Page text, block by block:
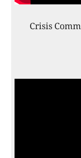
Crisis